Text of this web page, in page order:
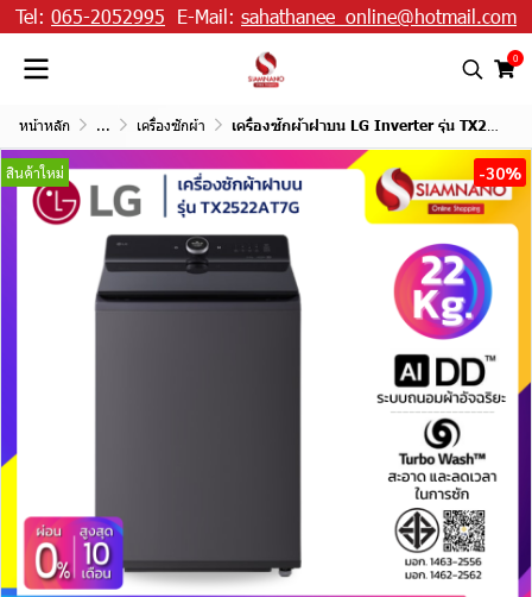
Tel: 065-2052995 E-Mail: sahathanee_online@hotmail.com
0
หน้าหลัก ... เครื่องซักผ้า เครื่องซักผ้าฝาบน LG Inverter รุ่น TX2522AT7G ระบบ Ai ขนาด 22 KG
สินค้าใหม่ -30%